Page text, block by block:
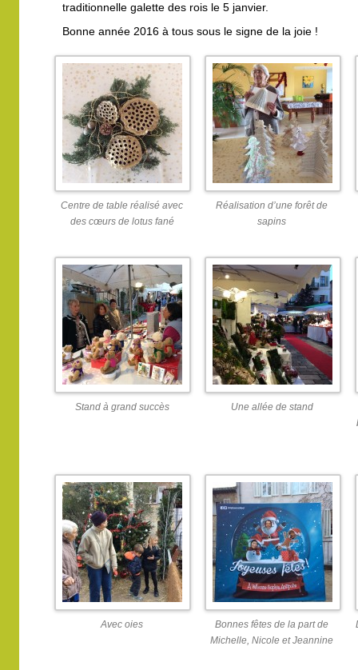
traditionnelle galette des rois le 5 janvier.
Bonne année 2016 à tous sous le signe de la joie !
Centre de table réalisé avec
des cœurs de lotus fané
Réalisation d’une forêt de
sapins
Stand à grand succès
Une allée de stand
Avec oies
Bonnes fêtes de la part de
Michelle, Nicole et Jeannine